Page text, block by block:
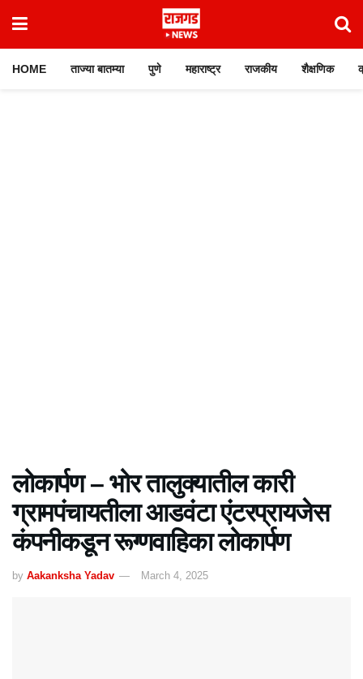
HOME ताज्या बातम्या पुणे महाराष्ट्र राजकीय शैक्षणिक
लोकार्पण – भोर तालुक्यातील कारी
ग्रामपंचायतीला आडवंटा एंटरप्रायजेस
कंपनीकडून रूग्णवाहिका लोकार्पण
by Aakanksha Yadav March 4, 2025